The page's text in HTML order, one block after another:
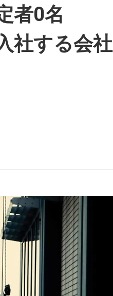
者0名
社する会社